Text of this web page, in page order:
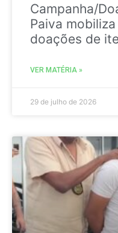
Campanha/
Paiva
doações de
VER MATÉRIA »
29 de julho de 2026